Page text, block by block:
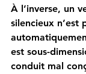
À l’inverse, un
silencieux n’est
est sous-
conduit mal